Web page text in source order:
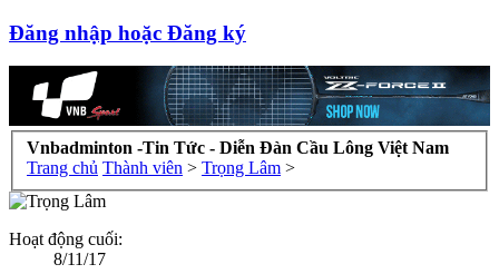
Đăng nhập hoặc Đăng ký
Vnbadminton -Tin Tức - Diễn Đàn Cầu Lông Việt Nam
Trang chủ Thành viên > Trọng Lâm >
Hoạt động cuối:
8/11/17